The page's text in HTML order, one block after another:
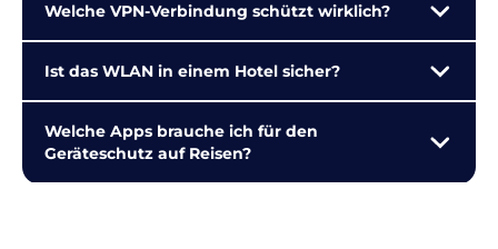
Welche VPN-Verbindung schützt wirklich?
Ist das WLAN in einem Hotel sicher?
Welche Apps brauche ich für den
Geräteschutz auf Reisen?